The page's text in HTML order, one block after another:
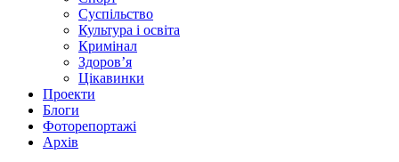
Суспільство
Культура і освіта
Кримінал
Здоров’я
Цікавинки
Проекти
Блоги
Фоторепортажі
Архів